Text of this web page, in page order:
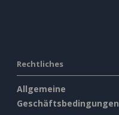
Rechtliches
Allgemeine
Geschäftsbedingungen